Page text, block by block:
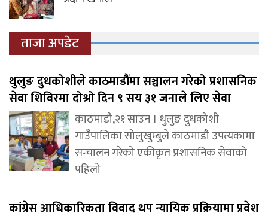
ताजा अपडेट
थुलुङ दुधकोशीले काठमाडौंमा सञ्चालन गरेको प्रशासनिक
सेवा शिविरमा दोश्रो दिन ९ सय ३१ जनाले लिए सेवा
काठमाडौ,२१ साउन । थुलुङ दुधकोशी
गाउँपालिका सोलुखुम्बुले काठमाडौ उपत्यकामा
सन्चालन गरेको एकीकृत प्रशासनिक सेवाको
पहिलो
कांग्रेस आधिकारिकता विवाद थप न्यायिक प्रक्रियामा प्रवेश